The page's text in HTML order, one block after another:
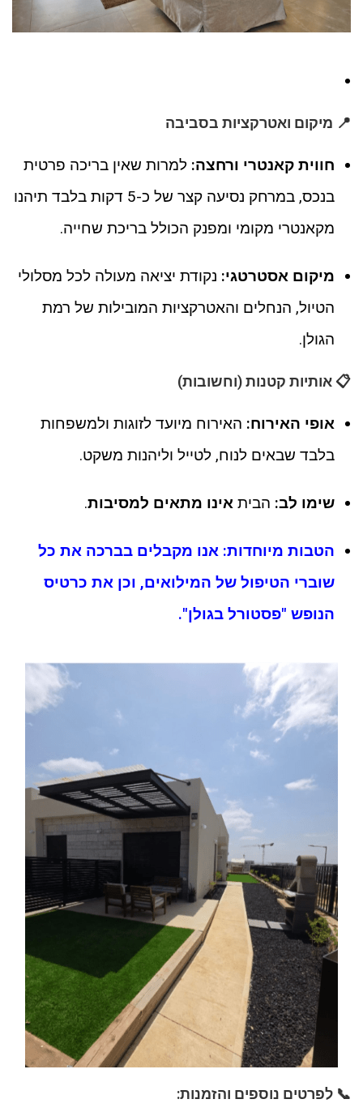
📍 מיקום ואטרקציות בסביבה
חווית קאנטרי ורחצה: למרות שאין בריכה פרטית
בנכס, במרחק נסיעה קצר של כ-5 דקות בלבד תיהנו
מקאנטרי מקומי ומפנק הכולל בריכת שחייה.
מיקום אסטרטגי: נקודת יציאה מעולה לכל מסלולי
הטיול, הנחלים והאטרקציות המובילות של רמת
הגולן.
📋 אותיות קטנות (וחשובות)
אופי האירוח: האירוח מיועד לזוגות ולמשפחות
בלבד שבאים לנוח, לטייל וליהנות משקט.
שימו לב: הבית אינו מתאים למסיבות.
הטבות מיוחדות: אנו מקבלים בברכה את כל
שוברי הטיפול של המילואים, וכן את כרטיס
הנופש "פסטורל בגולן".
📞 לפרטים נוספים והזמנות: